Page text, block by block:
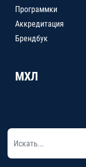
Программки
Аккредитация
Брендбук
МХЛ